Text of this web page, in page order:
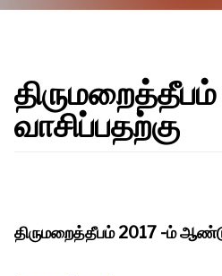
திருமறைத்தீபம்
வாசிப்பதற்கு
திருமறைத்தீபம் 2017 -ம்